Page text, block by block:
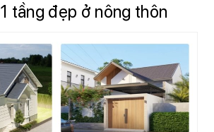
tầng đẹp ở nông thôn